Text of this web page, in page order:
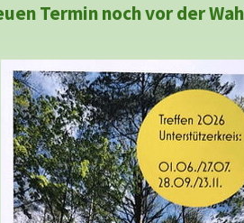
Termin noch vor der